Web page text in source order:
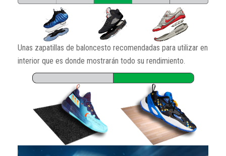
Unas zapatillas de baloncesto recomendadas para utilizar en
interior que es donde mostrarán todo su rendimiento.